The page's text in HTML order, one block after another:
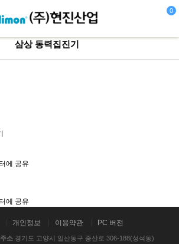
0
삼상 동력집진기
개인정보 이용약관 PC 버전
주소경기도 고양시 일산동구 중산로 306-188(성석동)